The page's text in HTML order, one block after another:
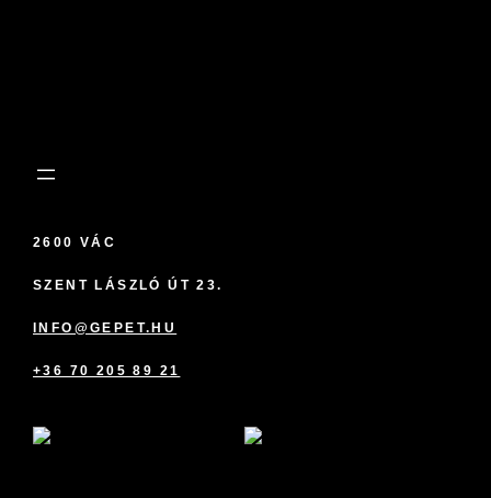
2600 VÁC
SZENT LÁSZLÓ ÚT 23.
INFO@GEPET.HU
+36 70 205 89 21